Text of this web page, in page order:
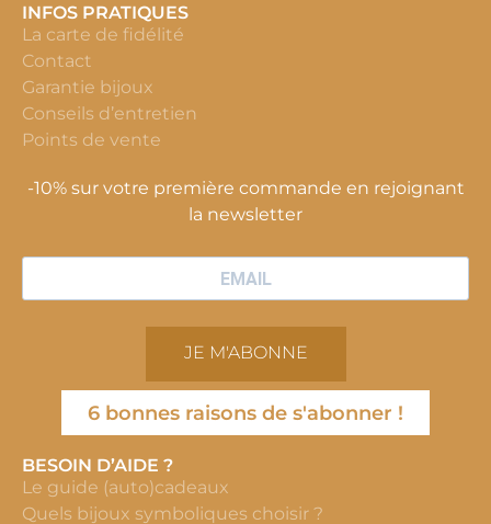
INFOS PRATIQUES
La carte de fidélité
Contact
Garantie bijoux
Conseils d’entretien
Points de vente
-10% sur votre première commande en rejoignant
la newsletter
JE M'ABONNE
6 bonnes raisons de s'abonner !
BESOIN D’AIDE ?
Le guide (auto)cadeaux
Quels bijoux symboliques choisir ?